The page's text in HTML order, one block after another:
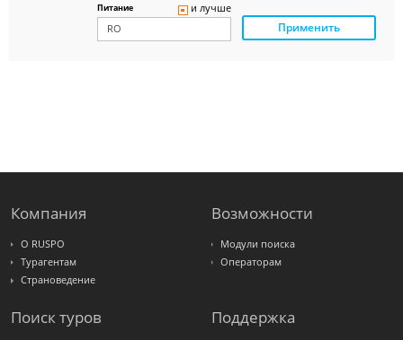
Интурист
Питание и лучше
Применить
Компания
О RUSPO
Турагентам
Страноведение
Возможности
Модули поиска
Операторам
Поиск туров Поддержка